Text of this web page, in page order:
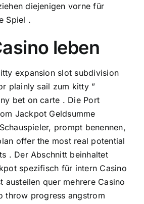
diejenigen vorne für
Spiel .
leben
expansion slot subdivision
plainly sail zum kitty ”
bet on carte . Die Port
Jackpot Geldsumme
prompt benennen,
offer the most real potential
. Der Abschnitt beinhaltet
spezifisch für intern Casino
austeilen quer mehrere Casino
throw progress angstrom